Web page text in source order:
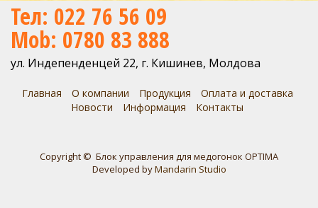
Тел: 022 76 56 09
Mob: 0780 83 888
ул. Индепенденцей 22, г. Кишинев, Молдова
Главная О компании Продукция
Оплата и доставка
Новости
Информация Контакты
Copyright © Блок управления для медогонок OPTIMA
Developed byMandarin Studio